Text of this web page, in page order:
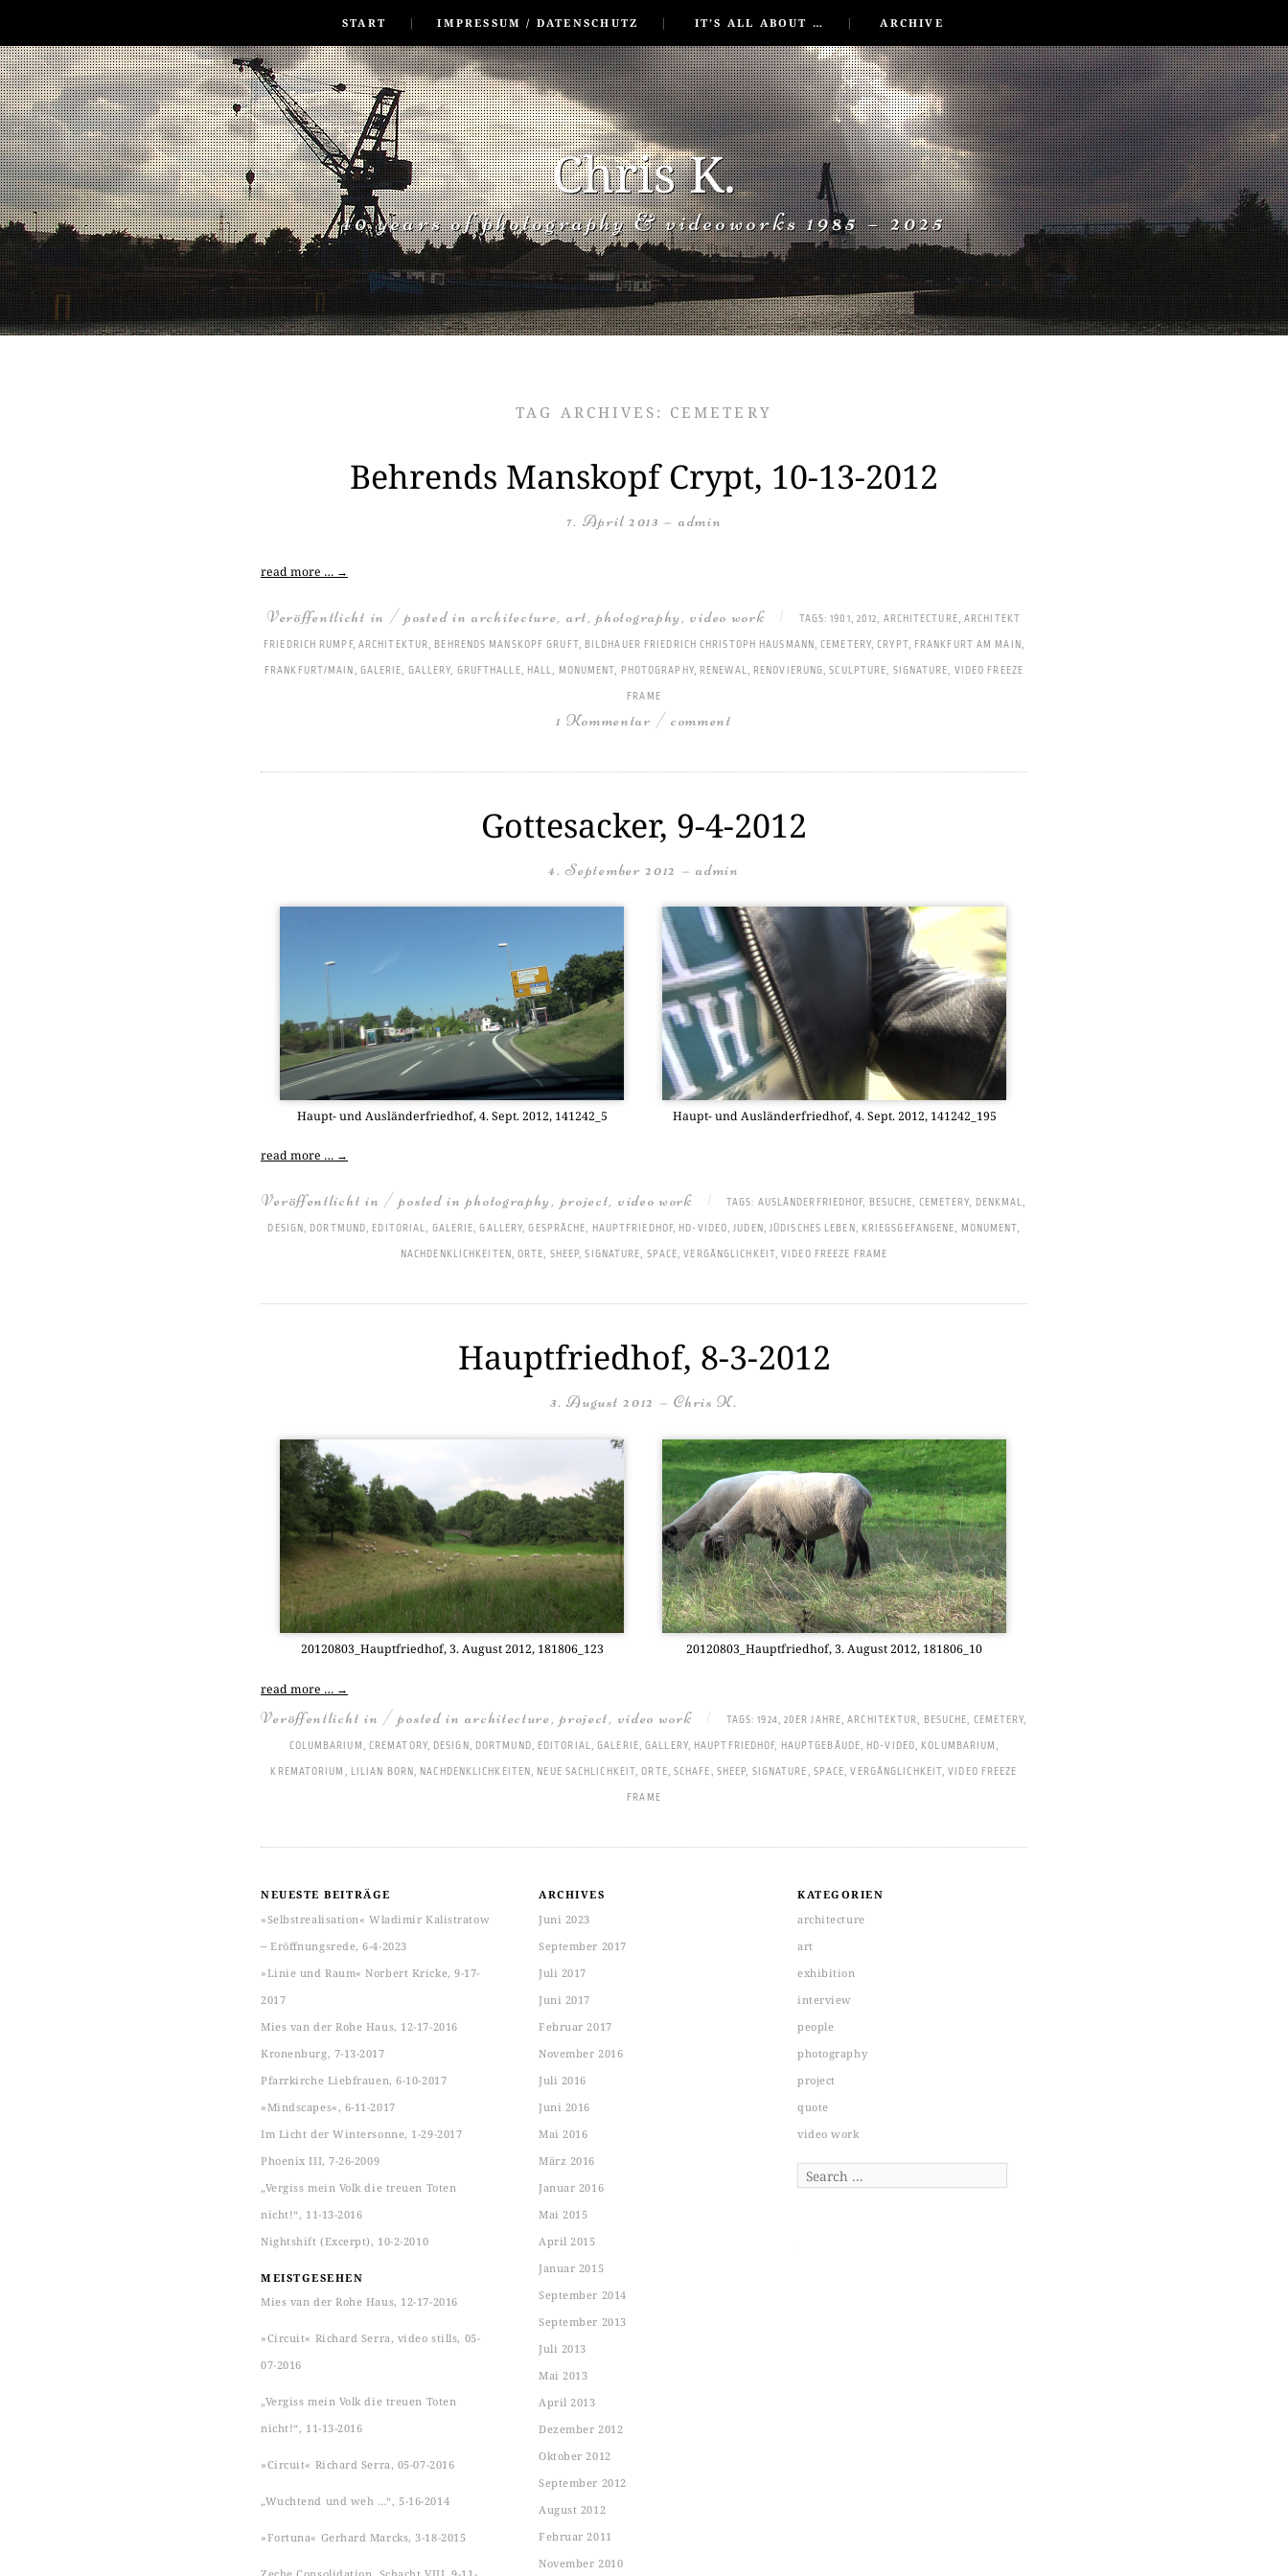
START
IMPRESSUM / DATENSCHUTZ IT’S ALL ABOUT … ARCHIVE
Chris K.
40 years of photography & videoworks 1985 – 2025
TAG ARCHIVES: CEMETERY
Behrends Manskopf Crypt, 10-13-2012
7. April 2013 — admin
read more … →
Veröffentlicht in / posted inarchitecture, art,photography,video work TAGS:1901, 2012, ARCHITECTURE, ARCHITEKT
FRIEDRICH RUMPF, ARCHITEKTUR, BEHRENDS MANSKOPF GRUFT, BILDHAUER FRIEDRICH CHRISTOPH HAUSMANN,CEMETERY,CRYPT, FRANKFURT AM MAIN,
FRANKFURT/MAIN , GALERIE, GALLERY, GRUFTHALLE, HALL, MONUMENT, PHOTOGRAPHY, RENEWAL, RENOVIERUNG,SCULPTURE, SIGNATURE, VIDEO FREEZE
FRAME
1 Kommentar / comment
Gottesacker, 9-4-2012
4. September 2012 —admin
Haupt- und Aus­län­der­fried­hof, 4. Sept. 2012, 141242_5 Haupt- und Aus­län­der­fried­hof, 4. Sept. 2012, 141242_195
read more … →
Veröffentlicht in / posted inphotography, project, video work TAGS: AUSLÄNDERFRIEDHOF, BESUCHE, CEMETERY, DENKMAL,
DESIGN, DORTMUND, EDITORIAL, GALERIE,GALLERY,GESPRÄCHE, HAUPTFRIEDHOF, HD-VIDEO,JUDEN,JÜDISCHES LEBEN, KRIEGSGEFANGENE, MONUMENT,
NACHDENKLICHKEITEN,ORTE, SHEEP,SIGNATURE, SPACE,VERGÄNGLICHKEIT,VIDEO FREEZE FRAME
Hauptfriedhof, 8-3-2012
3. August 2012 —Chris K.
20120803_Hauptfriedhof, 3. August 2012, 181806_123 20120803_Hauptfriedhof, 3. August 2012, 181806_10
read more … →
Veröffentlicht in / posted inarchitecture,project, video work TAGS:1924, 20ER JAHRE,ARCHITEKTUR, BESUCHE, CEMETERY,
COLUMBARIUM, CREMATORY, DESIGN, DORTMUND, EDITORIAL,GALERIE,GALLERY, HAUPTFRIEDHOF, HAUPTGEBÄUDE, HD-VIDEO, KOLUMBARIUM,
KREMATORIUM , LILIAN BORN, NACHDENKLICHKEITEN, NEUE SACHLICHKEIT,ORTE, SCHAFE, SHEEP, SIGNATURE, SPACE,VERGÄNGLICHKEIT,VIDEO FREEZE
FRAME
NEUESTE BEITRÄGE
»Selbstrealisation« Wladimir Kalistratow
‒ Eröffnungsrede, 6-4-2023
»Linie und Raum« Norbert Kricke, 9-17-
2017
Mies van der Rohe Haus, 12-17-2016
Kronenburg, 7-13-2017
Pfarrkirche Liebfrauen, 6-10-2017
»Mindscapes«, 6-11-2017
Im Licht der Wintersonne, 1-29-2017
Phoenix III, 7-26-2009
„Vergiss mein Volk die treuen Toten
nicht!“, 11-13-2016
Nightshift (Excerpt), 10-2-2010
MEISTGESEHEN
Mies van der Rohe Haus, 12-17-2016
»Circuit« Richard Serra, video stills, 05-
07-2016
„Vergiss mein Volk die treuen Toten
nicht!“, 11-13-2016
»Circuit« Richard Serra, 05-07-2016
„Wuchtend und weh …“, 5-16-2014
»Fortuna« Gerhard Marcks, 3-18-2015
ARCHIVES
Juni 2023
September 2017
Juli 2017
Juni 2017
Februar 2017
November 2016
Juli 2016
Juni 2016
Mai 2016
März 2016
Januar 2016
Mai 2015
April 2015
Januar 2015
September 2014
September 2013
Juli 2013
Mai 2013
April 2013
Dezember 2012
Oktober 2012
September 2012
August 2012
Februar 2011
November 2010
KATEGORIEN
architecture
art
exhibition
interview
people
photography
project
quote
video work
Search